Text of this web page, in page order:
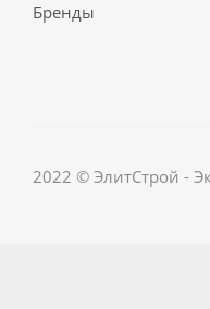
Бренды
2022 © ЭлитСтрой -